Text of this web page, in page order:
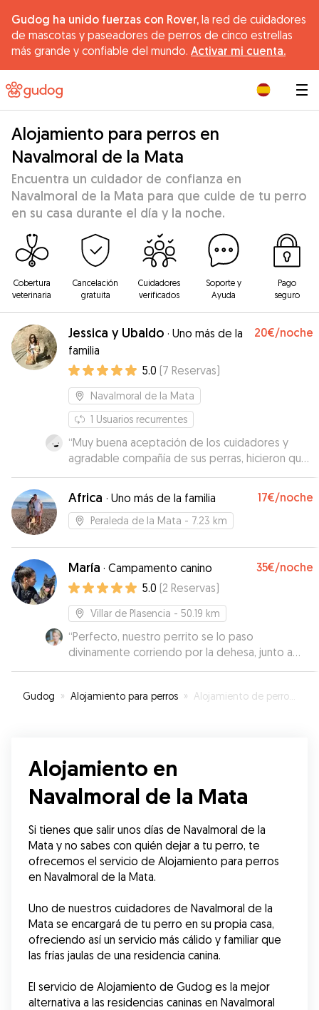
Gudog ha unido fuerzas con Rover, la red de cuidadores
de mascotas y paseadores de perros de cinco estrellas
más grande y confiable del mundo. Activar mi cuenta.
Alojamiento para perros en
Navalmoral de la Mata
Encuentra un cuidador de confianza en
Navalmoral de la Mata para que cuide de tu perro
en su casa durante el día y la noche.
Cobertura
veterinaria
Cancelación
gratuita
Cuidadores
verificados
Soporte y
Ayuda
Pago
seguro
Jessica y Ubaldo · Uno más de la
familia
20€/noche
5.0 (7 Reservas)
Navalmoral de la Mata
1 Usuarios recurrentes
“Muy buena aceptación de los cuidadores y
agradable compañía de sus perras, hicieron que
Hermes se sintiera como en su casa”
Africa · Uno más de la familia 17€/noche
Peraleda de la Mata - 7.23 km
María · Campamento canino 35€/noche
5.0 (2 Reservas)
Villar de Plasencia - 50.19 km
“Perfecto, nuestro perrito se lo paso
divinamente corriendo por la dehesa, junto a
otros amigos y caballos. Maria una bellisima
seguro que tambien.”
Gudog » Alojamiento para perros » Alojamiento de perros en Navalmoral de la Mata
Alojamiento en
Navalmoral de la Mata
Si tienes que salir unos días de Navalmoral de la
Mata y no sabes con quién dejar a tu perro, te
ofrecemos el servicio de Alojamiento para perros
en Navalmoral de la Mata.
Uno de nuestros cuidadores de Navalmoral de la
Mata se encargará de tu perro en su propia casa,
ofreciendo así un servicio más cálido y familiar que
las frías jaulas de una residencia canina.
El servicio de Alojamiento de Gudog es la mejor
alternativa a las residencias caninas en Navalmoral